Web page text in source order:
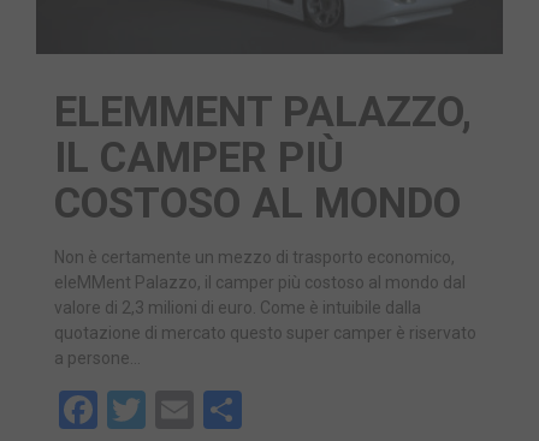
ELEMMENT PALAZZO,
IL CAMPER PIÙ
COSTOSO AL MONDO
Non è certamente un mezzo di trasporto economico,
eleMMent Palazzo, il camper più costoso al mondo dal
valore di 2,3 milioni di euro. Come è intuibile dalla
quotazione di mercato questo super camper è riservato
a persone…
Facebook
Twitter
Email